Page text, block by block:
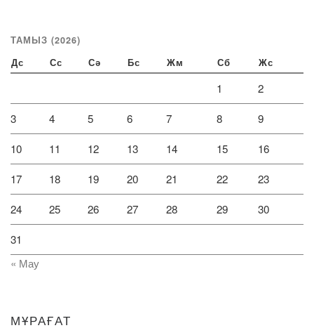
ТАМЫЗ (2026)
Дс Сс Сә Бс Жм Сб Жс
1 2
3 4 5 6 7 8 9
10 11 12 13 14 15 16
17 18 19 20 21 22 23
24 25 26 27 28 29 30
31
« Мау
МҰРАҒАТ